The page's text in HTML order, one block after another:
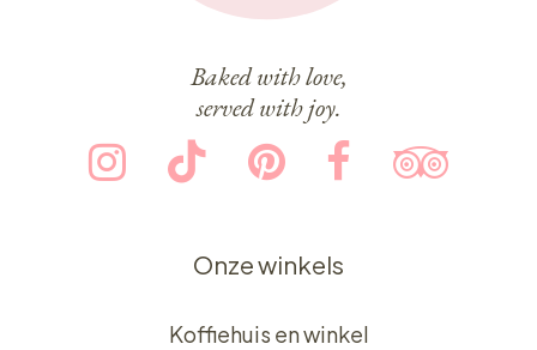
Baked with love,
served with joy.
Onze winkels
Koffiehuis en winkel